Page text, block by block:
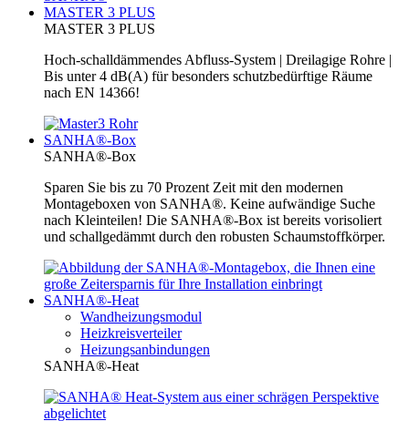
MASTER 3 PLUS
MASTER 3 PLUS
Hoch-schalldämmendes Abfluss-System | Dreilagige Rohre |
Bis unter 4 dB(A) für besonders schutzbedürftige Räume
nach EN 14366!
SANHA®-Box
SANHA®-Box
Sparen Sie bis zu 70 Prozent Zeit mit den modernen
Montageboxen von SANHA®. Keine aufwändige Suche
nach Kleinteilen! Die SANHA®-Box ist bereits vorisoliert
und schallgedämmt durch den robusten Schaumstoffkörper.
SANHA®-Heat
Wandheizungsmodul
Heizkreisverteiler
Heizungsanbindungen
SANHA®-Heat